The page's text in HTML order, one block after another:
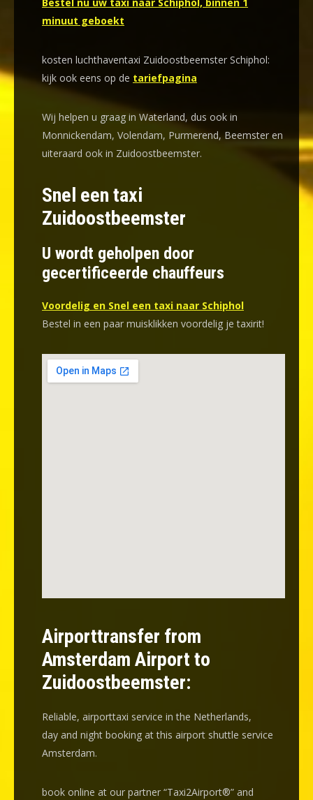
minuut geboekt
kosten luchthaventaxi Zuidoostbeemster Schiphol:
kijk ook eens op de tariefpagina
Wij helpen u graag in Waterland, dus ook in
Monnickendam, Volendam, Purmerend, Beemster en
uiteraard ook in Zuidoostbeemster.
Snel een taxi
Zuidoostbeemster
U wordt geholpen door
gecertificeerde chauffeurs
Voordelig en Snel een taxi naar Schiphol
Bestel in een paar muisklikken voordelig je taxirit!
Airporttransfer from
Amsterdam Airport to
Zuidoostbeemster:
Reliable, airporttaxi service in the Netherlands,
day and night booking at this airport shuttle service
Amsterdam.
book online at our partner “Taxi2Airport®” and